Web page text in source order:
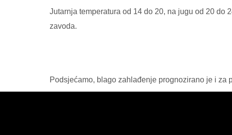
Jutarnja temperatura od 14 do 20, na jugu od 20 do
zavoda.
Podsjećamo, blago zahlađenje prognozirano je i za